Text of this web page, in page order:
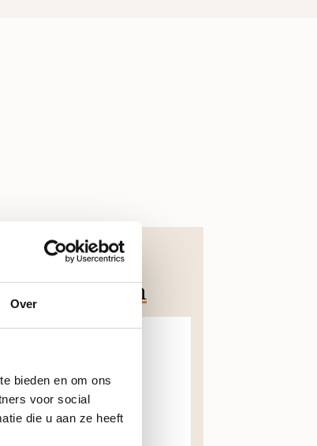
Over
bieden en om ons
voor social
die u aan ze heeft
Ceuticals
Serum